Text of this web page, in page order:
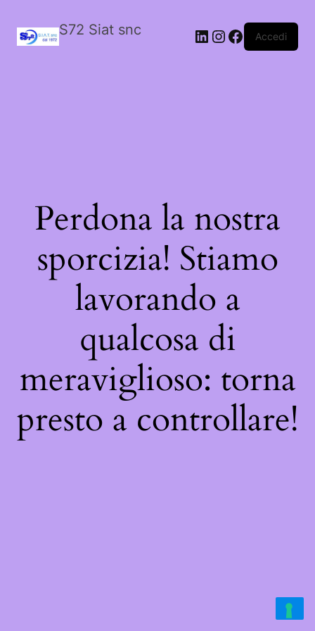
S72 Siat snc LinkedIn
Instagram
Facebook
Accedi
Perdona la nostra
sporcizia! Stiamo
lavorando a
qualcosa di
meraviglioso: torna
presto a controllare!